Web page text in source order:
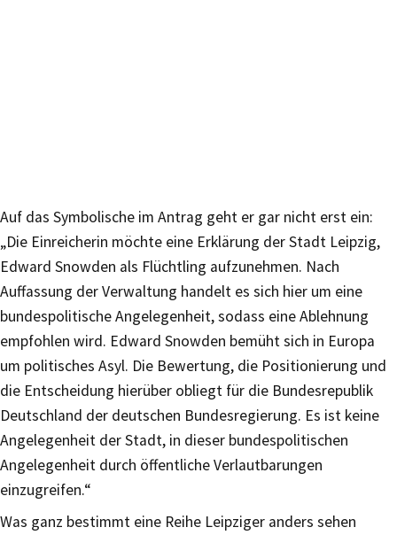
Auf das Symbolische im Antrag geht er gar nicht erst ein:
„Die Einreicherin möchte eine Erklärung der Stadt Leipzig,
Edward Snowden als Flüchtling aufzunehmen. Nach
Auffassung der Verwaltung handelt es sich hier um eine
bundespolitische Angelegenheit, sodass eine Ablehnung
empfohlen wird. Edward Snowden bemüht sich in Europa
um politisches Asyl. Die Bewertung, die Positionierung und
die Entscheidung hierüber obliegt für die Bundesrepublik
Deutschland der deutschen Bundesregierung. Es ist keine
Angelegenheit der Stadt, in dieser bundespolitischen
Angelegenheit durch öffentliche Verlautbarungen
einzugreifen.“
Was ganz bestimmt eine Reihe Leipziger anders sehen